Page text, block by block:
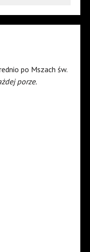
po Mszach św.
porze.